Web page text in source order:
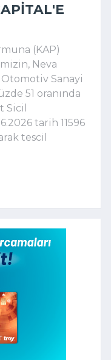
(KAP)
Neva
Sanayi
51 oranında
Sicil
tarih 11596
tescil